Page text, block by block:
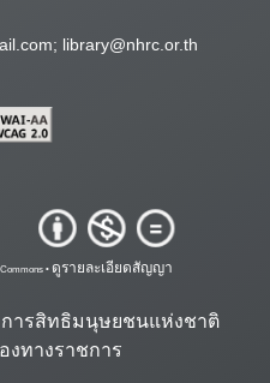
library@nhrc.or.th
• ดูรายละเอียดสัญญา
ารสิทธิมนุษยชนแห่งชาติ
ทางราชการ